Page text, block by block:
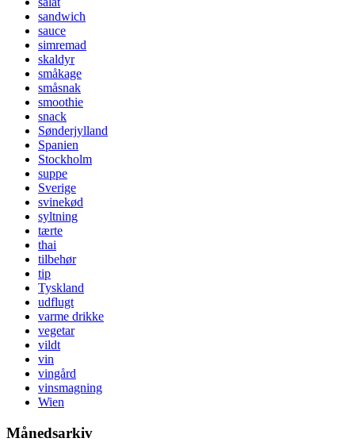
sandwich
sauce
simremad
skaldyr
småkage
småsnak
smoothie
snack
Sønderjylland
Spanien
Stockholm
suppe
Sverige
svinekød
syltning
tærte
thai
tilbehør
tip
Tyskland
udflugt
varme drikke
vegetar
vildt
vin
vingård
vinsmagning
Wien
Månedsarkiv